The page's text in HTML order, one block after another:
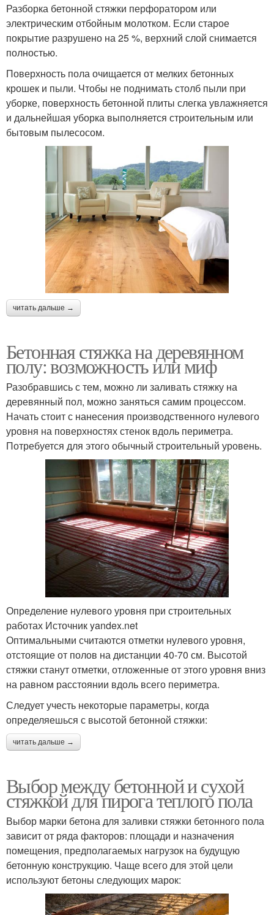
Разборка бетонной стяжки перфоратором или
электрическим отбойным молотком. Если старое
покрытие разрушено на 25 %, верхний слой снимается
полностью.
Поверхность пола очищается от мелких бетонных
крошек и пыли. Чтобы не поднимать столб пыли при
уборке, поверхность бетонной плиты слегка увлажняется
и дальнейшая уборка выполняется строительным или
бытовым пылесосом.
читать дальше →
Бетонная стяжка на деревянном
полу: возможность или миф
Разобравшись с тем, можно ли заливать стяжку на
деревянный пол, можно заняться самим процессом.
Начать стоит с нанесения производственного нулевого
уровня на поверхностях стенок вдоль периметра.
Потребуется для этого обычный строительный уровень.
Определение нулевого уровня при строительных
работах Источник yandex.net
Оптимальными считаются отметки нулевого уровня,
отстоящие от полов на дистанции 40-70 см. Высотой
стяжки станут отметки, отложенные от этого уровня вниз
на равном расстоянии вдоль всего периметра.
Следует учесть некоторые параметры, когда
определяешься с высотой бетонной стяжки:
читать дальше →
Выбор между бетонной и сухой
стяжкой для пирога теплого пола
Выбор марки бетона для заливки стяжки бетонного пола
зависит от ряда факторов: площади и назначения
помещения, предполагаемых нагрузок на будущую
бетонную конструкцию. Чаще всего для этой цели
используют бетоны следующих марок: